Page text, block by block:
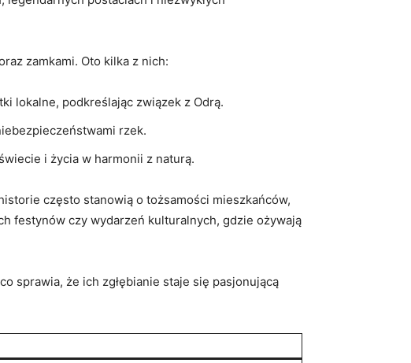
⁣zamkami. Oto kilka z nich:
lokalne, podkreślając związek z‌ Odrą.
rzek.
i życia​ w ‌harmonii z naturą.
często ⁤stanowią o ⁤tożsamości mieszkańców,‌
festynów czy wydarzeń kulturalnych, gdzie ożywają
sprawia, ⁢że ich zgłębianie staje się pasjonującą⁣